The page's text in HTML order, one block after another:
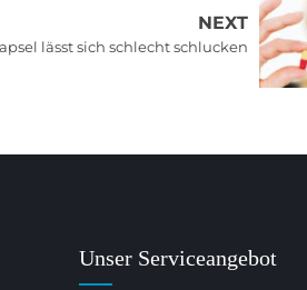
NEXT
lässt sich schlecht schlucken
Unser Serviceangebot